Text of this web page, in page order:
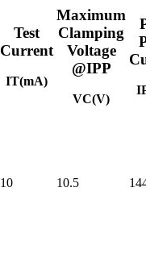
Test
Current
IT(mA)
Maximum
Clamping
Voltage
@IPP
VC(V)
10 10.5